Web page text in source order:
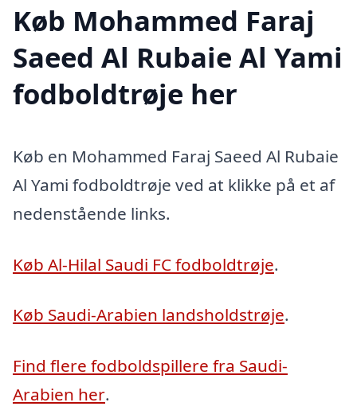
Køb Mohammed Faraj
Saeed Al Rubaie Al Yami
fodboldtrøje her
Køb en Mohammed Faraj Saeed Al Rubaie
Al Yami fodboldtrøje ved at klikke på et af
nedenstående links.
Køb Al-Hilal Saudi FC fodboldtrøje.
Køb Saudi-Arabien landsholdstrøje.
Find flere fodboldspillere fra Saudi-
Arabien her.